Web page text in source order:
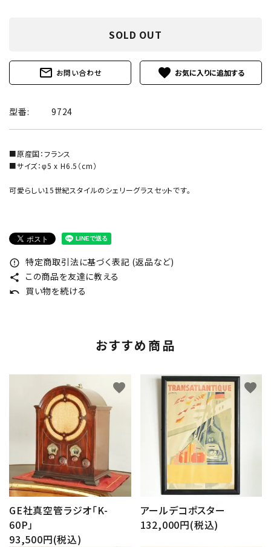
SOLD OUT
mail_outline お問い合わせ favorite
型番: 9724
■原産国：フランス
■サイズ：φ5 x H6.5（cm）
可愛らしい15世紀スタイルのシェリーグラスセットです。
error_outline 特定商取引法に基づく表記 (返品など)
share この商品を友達に教える
undo 買い物を続ける
おすすめ商品
GE社真空管ラジオ「K-
60P」
93,500円(税込)
favorite
アールデコポスター
132,000円(税込)
favorite